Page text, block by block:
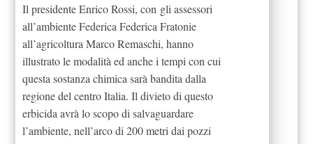
Il presidente Enrico Rossi, con gli assessori
all’ambiente Federica Federica Fratonie
all’agricoltura Marco Remaschi, hanno
illustrato le modalità ed anche i tempi con cui
questa sostanza chimica sarà bandita dalla
regione del centro Italia. Il divieto di questo
erbicida avrà lo scopo di salvaguardare
l’ambiente, nell’arco di 200 metri dai pozzi